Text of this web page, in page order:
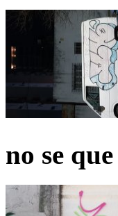
no se